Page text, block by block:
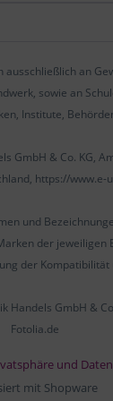
ausschließlich an
sowie an
Institute,
GmbH & Co. KG,
https://www.e-
und
der jeweiligen
der
Handels GmbH &
Fotolia.de
und
mit Shopware